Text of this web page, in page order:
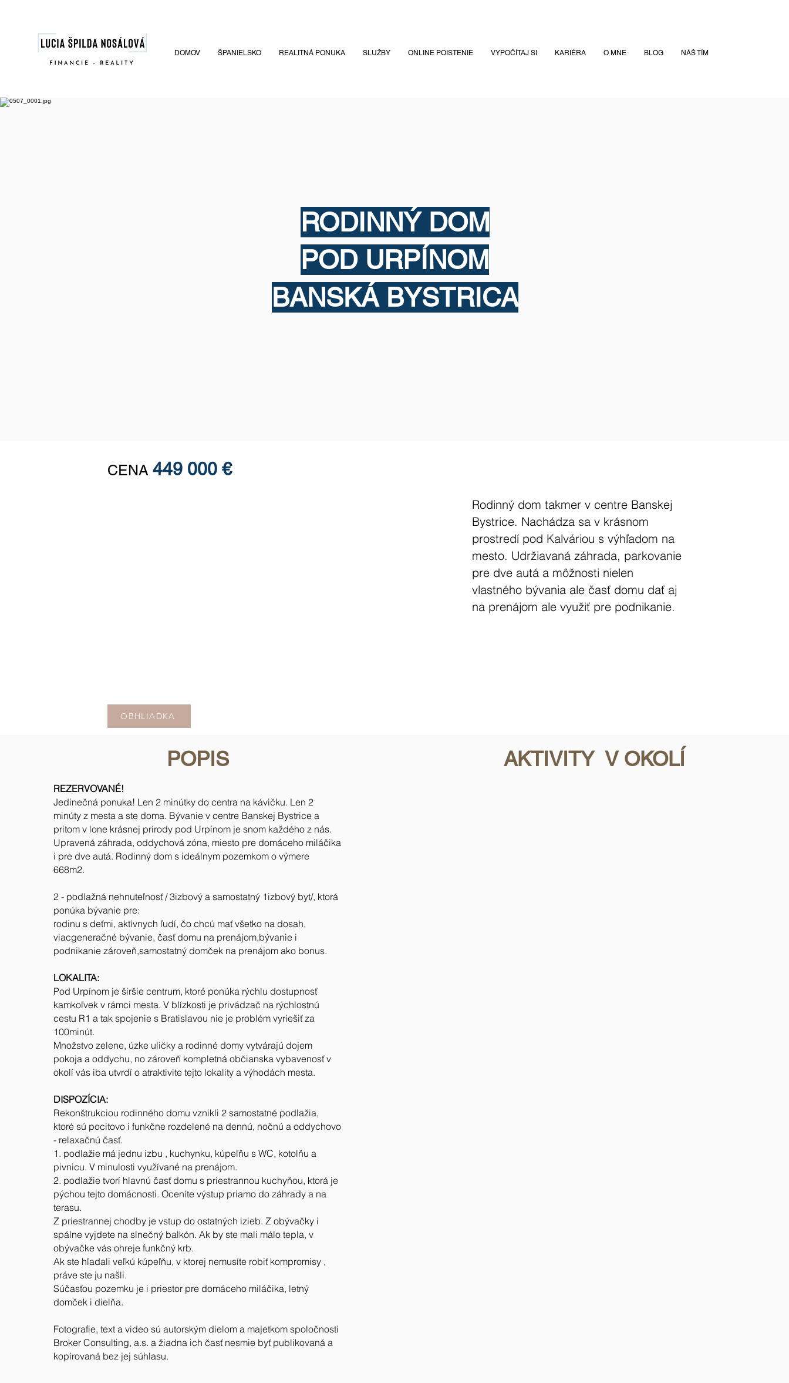
DOMOV ŠPANIELSKO REALITNÁ PONUKA SLUŽBY ONLINE POISTENIE VYPOČÍTAJ SI KARIÉRA O MNE BLOG NÁŠ TÍM
RODINNÝ DOM
POD URPÍNOM
BANSKÁ BYSTRICA
CENA 449 000 €
Rodinný dom takmer v centre Banskej
Bystrice. Nachádza sa v krásnom
prostredí pod Kalváriou s výhľadom na
mesto. Udržiavaná záhrada, parkovanie
pre dve autá a môžnosti nielen
vlastného bývania ale časť domu dať aj
na prenájom ale využiť pre podnikanie.
OBHLIADKA
POPIS
REZERVOVANÉ!
Jedinečná ponuka! Len 2 minútky do centra na kávičku. Len 2
minúty z mesta a ste doma. Bývanie v centre Banskej Bystrice a
pritom v lone krásnej prírody pod Urpínom je snom každého z nás.
Upravená záhrada, oddychová zóna, miesto pre domáceho miláčika
i pre dve autá. Rodinný dom s ideálnym pozemkom o výmere
668m2.
2 - podlažná nehnuteľnosť / 3izbový a samostatný 1izbový byt/, ktorá
ponúka bývanie pre:
rodinu s deťmi, aktívnych ľudí, čo chcú mať všetko na dosah,
viacgeneračné bývanie, časť domu na prenájom,bývanie i
podnikanie zároveň,samostatný domček na prenájom ako bonus.
LOKALITA:
Pod Urpínom je širšie centrum, ktoré ponúka rýchlu dostupnosť
kamkoľvek v rámci mesta. V blízkosti je privádzač na rýchlostnú
cestu R1 a tak spojenie s Bratislavou nie je problém vyriešiť za
100minút.
Množstvo zelene, úzke uličky a rodinné domy vytvárajú dojem
pokoja a oddychu, no zároveň kompletná občianska vybavenosť v
okolí vás iba utvrdí o atraktivite tejto lokality a výhodách mesta.
DISPOZÍCIA:
Rekonštrukciou rodinného domu vznikli 2 samostatné podlažia,
ktoré sú pocitovo i funkčne rozdelené na dennú, nočnú a oddychovo
- relaxačnú časť.
1. podlažie má jednu izbu , kuchynku, kúpeľňu s WC, kotolňu a
pivnicu. V minulosti využívané na prenájom.
2. podlažie tvorí hlavnú časť domu s priestrannou kuchyňou, ktorá je
pýchou tejto domácnosti. Oceníte výstup priamo do záhrady a na
terasu.
Z priestrannej chodby je vstup do ostatných izieb. Z obývačky i
spálne vyjdete na slnečný balkón. Ak by ste mali málo tepla, v
obývačke vás ohreje funkčný krb.
Ak ste hľadali veľkú kúpeľňu, v ktorej nemusíte robiť kompromisy ,
práve ste ju našli.
Súčasťou pozemku je i priestor pre domáceho miláčika, letný
domček i dielňa.
Fotografie, text a video sú autorským dielom a majetkom spoločnosti
Broker Consulting, a.s. a žiadna ich časť nesmie byť publikovaná a
kopírovaná bez jej súhlasu.
AKTIVITY V OKOLÍ